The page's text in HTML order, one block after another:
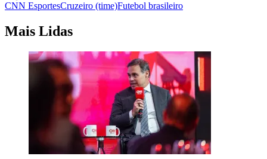
CNN EsportesCruzeiro (time)Futebol brasileiro
Mais Lidas